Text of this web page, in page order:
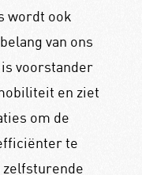
wordt ook
van ons
voorstander
en ziet
om de
te
zelfsturende